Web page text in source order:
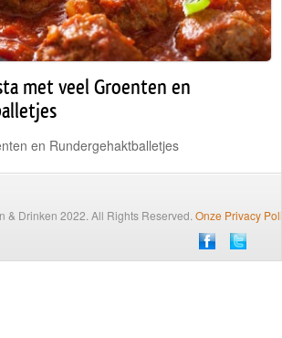
met veel Groenten en
en Rundergehaktballetjes
& Drinken 2022. All Rights Reserved. Onze Privacy